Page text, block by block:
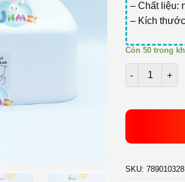
– Chất liệu:
– Kích
Còn 50 trong
Số lượng
SKU: